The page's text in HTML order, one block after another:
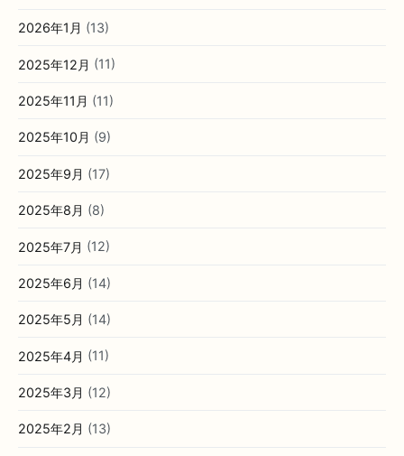
2026年1月 (13)
2025年12月 (11)
2025年11月 (11)
2025年10月 (9)
2025年9月 (17)
2025年8月 (8)
2025年7月 (12)
2025年6月 (14)
2025年5月 (14)
2025年4月 (11)
2025年3月 (12)
2025年2月 (13)